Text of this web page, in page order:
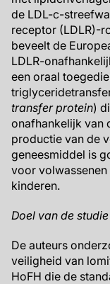
de LDL-c-
receptor (LDLR)-
beveelt de
LDLR-
een oraal
transfer protein)
onafhankelijk van
productie van de
geneesmiddel is
voor
kinderen.
Doel van de studie
De auteurs
veiligheid van
HoFH die de